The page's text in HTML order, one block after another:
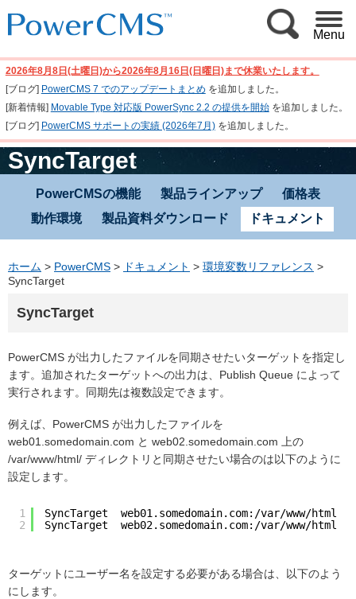
Menu
2026年8月8日(土曜日)から2026年8月16日(日曜日)まで休業いたします。
[ブログ] PowerCMS 7 でのアップデートまとめ を追加しました。
[新着情報] Movable Type 対応版 PowerSync 2.2 の提供を開始を追加しました。
[ブログ] PowerCMS サポートの実績 (2026年7月)を追加しました。
SyncTarget
PowerCMSの機能 製品ラインアップ
価格表
動作環境
製品資料ダウンロード ドキュメント
ホーム > PowerCMS > ドキュメント > 環境変数リファレンス >
SyncTarget
SyncTarget
PowerCMS が出力したファイルを同期させたいターゲットを指定し
ます。追加されたターゲットへの出力は、Publish Queue によって
実行されます。同期先は複数設定できます。
例えば、PowerCMS が出力したファイルを
web01.somedomain.com と web02.somedomain.com 上の
/var/www/html/ ディレクトリと同期させたい場合のは以下のように
設定します。
1
2
SyncTarget  web01.somedomain.com:/var/www/html
SyncTarget  web02.somedomain.com:/var/www/html
ターゲットにユーザー名を設定する必要がある場合は、以下のよう
にします。